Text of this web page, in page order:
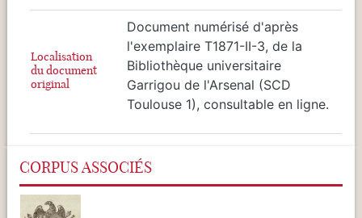
Localisation
du document
original
Document numérisé d'après
l'exemplaire T1871-II-3, de la
Bibliothèque universitaire
Garrigou de l'Arsenal (SCD
Toulouse 1), consultable en ligne.
CORPUS ASSOCIÉS